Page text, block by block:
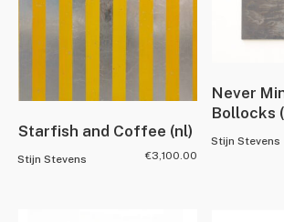
Starfish and Coffee (nl)
Stijn Stevens €3,100.00
Never
Bollocks
Stijn Stevens